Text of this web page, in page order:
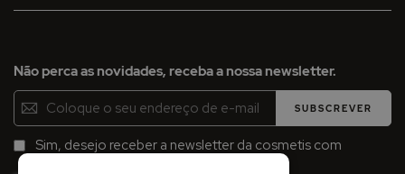
Não perca as novidades, receba a nossa newsletter.
Inscreva-
se
na
Newsletter:
SUBSCREVER
Sim, desejo receber a newsletter da cosmetis com